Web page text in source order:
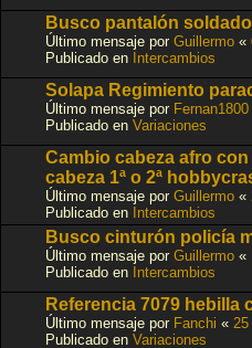
Busco pantalón
Último mensaje por Guillermo «
Publicado en Intercambios
Solapa Regimiento
Último mensaje por Fernan1800
Publicado en Variaciones
Cambio cabeza afro
cabeza 1ª o 2ª
Último mensaje por Guillermo «
Publicado en Intercambios
Busco cinturón policía
Último mensaje por Guillermo «
Publicado en Intercambios
Referencia 7079 hebilla
Último mensaje por Fanchi «
Publicado en Variaciones